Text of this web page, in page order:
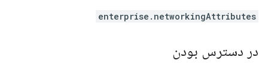
enterprise.networkingAttributes
در دسترس بودن